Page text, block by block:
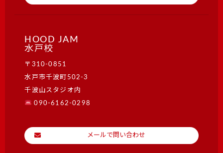
HOOD JAM
水戸校
〒310-0851
水戸市千波町502-3
千波山スタジオ内
090-6162-0298
メールで問い合わせ